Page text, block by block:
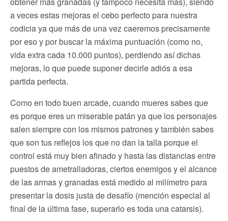
a veces estas mejoras el cebo perfecto para nuestra
codicia ya que más de una vez caeremos precisamente
por eso y por buscar la máxima puntuación (como no,
vida extra cada 10.000 puntos), perdiendo así dichas
mejoras, lo que puede suponer decirle adiós a esa
partida perfecta.
Como en todo buen arcade, cuando mueres sabes que
es porque eres un miserable patán ya que los personajes
salen siempre con los mismos patrones y también sabes
que son tus reflejos los que no dan la talla porque el
control está muy bien afinado y hasta las distancias entre
puestos de ametralladoras, ciertos enemigos y el alcance
de las armas y granadas está medido al milímetro para
presentar la dosis justa de desafío (mención especial al
final de la última fase, superarlo es toda una catarsis).